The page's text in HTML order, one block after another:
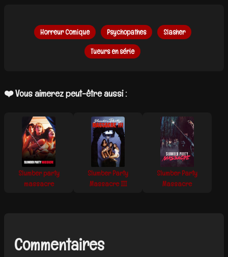
Horreur Comique Psychopathes Slasher
Tueurs en série
❤️ Vous aimerez peut-être aussi :
Slumber party
massacre
Slumber Party
Massacre III
Slumber Party
Massacre
Commentaires